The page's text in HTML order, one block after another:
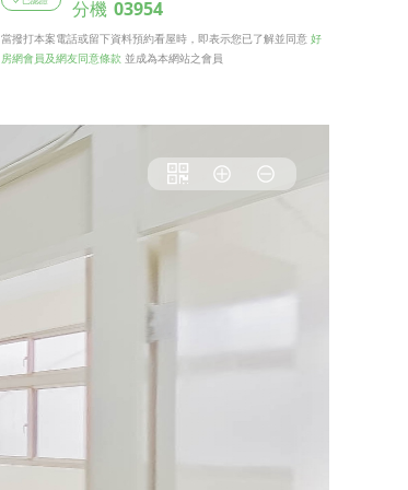
分機 03954
當撥打本案電話或留下資料預約看屋時，即表示您已了解並同意 好
房網會員及網友同意條款 並成為本網站之會員